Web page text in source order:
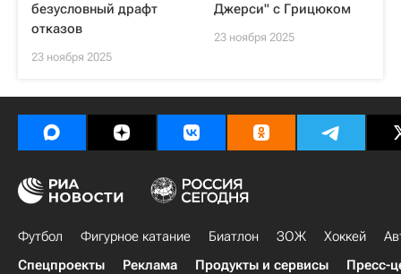
безусловный драфт
отказов
23 ноября 2025
Джерси" с Грицюком
23 ноября 2025
Футбол Фигурное катание Биатлон ЗОЖ Хоккей
Спецпроекты
Реклама Продукты и сервисы Пресс-